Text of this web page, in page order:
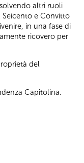
altri ruoli
e Convitto
in una fase di
ricovero per
del
Capitolina.